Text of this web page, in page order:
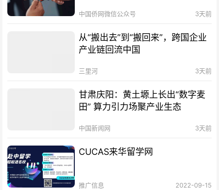
中国侨网微信公众号 3天前
从“搬出去”到“搬回来”，跨国企业
产业链回流中国
三里河 3天前
甘肃庆阳：黄土塬上长出“数字麦
田” 算力引力场聚产业生态
中国新闻网 3天前
CUCAS来华留学网
推广信息 2022-09-15